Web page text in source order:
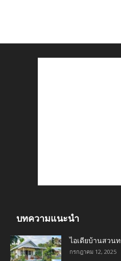
บทความแนะนำ
ไอเดียบ้านสวน
กรกฎาคม 12, 2025